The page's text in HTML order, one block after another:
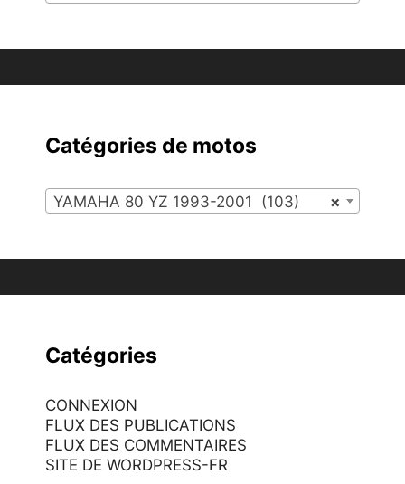
Catégories de motos
×
YAMAHA 80 YZ 1993-2001 (103)
Catégories
CONNEXION
FLUX DES PUBLICATIONS
FLUX DES COMMENTAIRES
SITE DE WORDPRESS-FR